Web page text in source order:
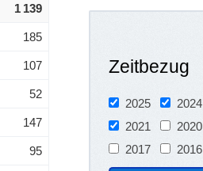
1 139
185
107
52
147
95
Zeitbezug
2025 2024
2021
2020
2017
2016